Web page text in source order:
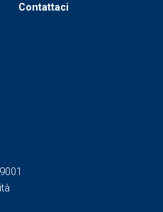
Contattaci